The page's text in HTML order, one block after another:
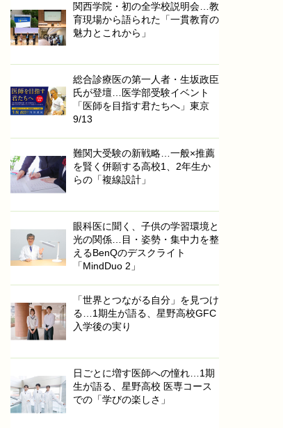
関西学院・初の全学校説明会…教
育現場から語られた「一貫教育の
魅力とこれから」
総合診療医の第一人者・生坂政臣
氏が登壇…医学部受験イベント
「医師を目指す君たちへ」東京
9/13
難関大受験の新戦略…一般×推薦
を賢く併願する高校1、2年生か
らの「複線設計」
眼科医に聞く、子供の学習環境と
光の関係…目・姿勢・集中力を整
えるBenQのデスクライト
「MindDuo 2」
「世界とつながる自分」を見つけ
る…1期生が語る、星野高校GFC
入学後の実り
日ごとに増す医師への憧れ…1期
生が語る、星野高校 医専コース
での「学びの楽しさ」